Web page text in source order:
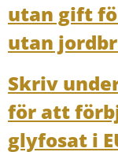
utan gift
utan
Skriv
för att
glyfosat i